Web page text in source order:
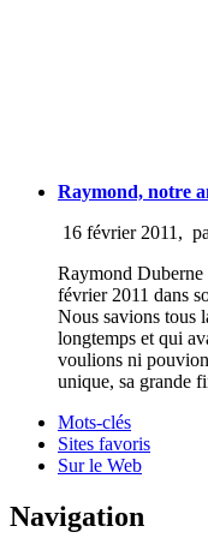
Raymond, notre
16 février 2011 ,
Raymond Duberne
février 2011 dans
Nous savions tous
longtemps et qui
voulions ni
unique, sa grande
Mots-clés
Sites favoris
Sur le Web
Navigation